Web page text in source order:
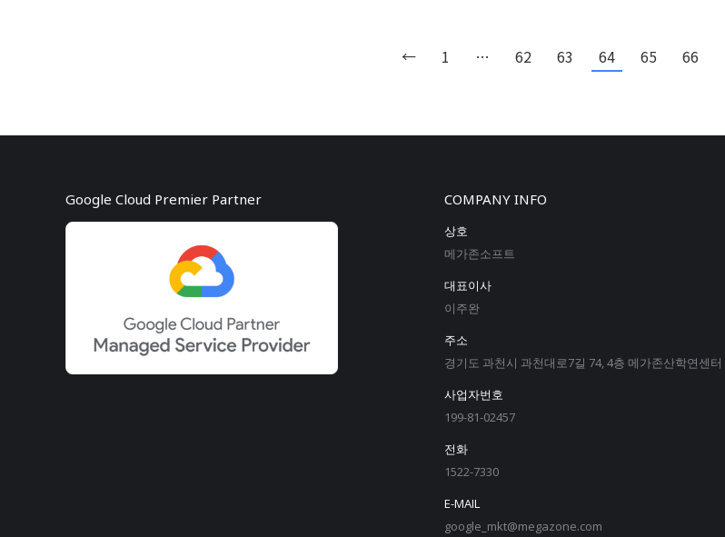
← 1 … 62 63 64 65 66
Google Cloud Premier Partner COMPANY INFO
상호
메가존소프트
대표이사
이주완
주소
경기도 과천시 과천대로7길 74, 4층 메가존산학연센터
사업자번호
199-81-02457
전화
1522-7330
E-MAIL
google_mkt@megazone.com